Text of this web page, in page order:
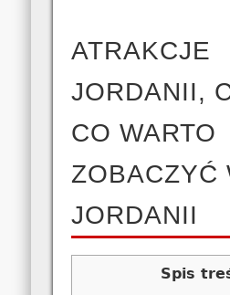
ATRAKCJE
JORDANII,
CO WARTO
ZOBACZYĆ
JORDANII
Spis